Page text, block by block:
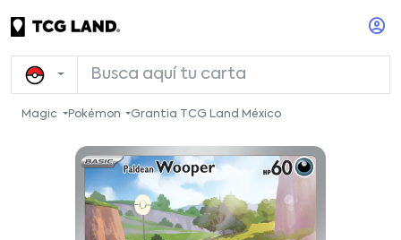
Magic Pokémon Grantia TCG Land México